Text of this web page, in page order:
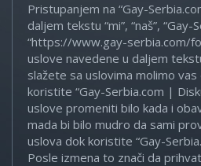
Pristupanjem na “Gay-
daljem tekstu “mi”, “naš”,
“https://www.gay-serbia.com/
uslove navedene u daljem
slažete sa uslovima molimo
koristite “Gay-Serbia.com |
uslove promeniti bilo kada i
mada bi bilo mudro da sami
uslova dok koristite “Gay-
Posle izmena to znači da